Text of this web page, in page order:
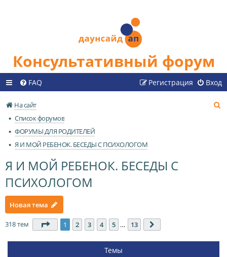
Консультативный форум
FAQ Вход
Регистрация
На сайт
Список форумов
ФОРУМЫ ДЛЯ РОДИТЕЛЕЙ
Я И МОЙ РЕБЕНОК. БЕСЕДЫ С ПСИХОЛОГОМ
Я И МОЙ РЕБЕНОК. БЕСЕДЫ С
ПСИХОЛОГОМ
Новая тема
318 тем Страница 1из 13
1 2 3 4 5 … 13
Темы